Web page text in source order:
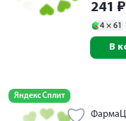
241 ₽
4 × 61
В
Яндекс Сплит